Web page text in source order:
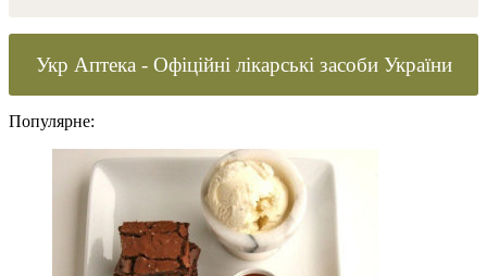
Укр Аптека - Офіційні лікарські засоби України
Популярне: